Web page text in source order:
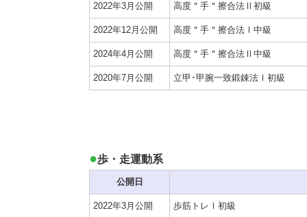
2022年3月公開 高度＂手＂擦合法Ⅱ初級
2022年12月公開 高度＂手＂擦合法Ⅰ中級
2024年4月公開 高度＂手＂擦合法Ⅱ中級
2020年7月公開 立甲･甲腕一致鍛錬法Ⅰ初級
歩・走運動系
公開日
2022年3月公開 歩筋トレⅠ初級